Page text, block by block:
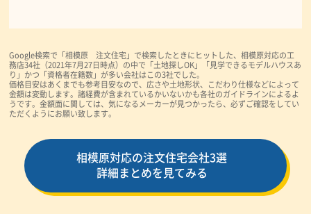
Google検索で「相模原 注文住宅」で検索したときにヒットした、相模原対応の工
務店34社（2021年7月27日時点）の中で「土地探しOK」「見学できるモデルハウスあ
り」かつ「資格者在籍数」が多い会社はこの3社でした。
価格目安はあくまでも参考目安なので、広さや土地形状、こだわり仕様などによって
金額は変動します。諸経費が含まれているかいないかも各社のガイドラインによるよ
うです。金額面に関しては、気になるメーカーが見つかったら、必ずご確認をしてい
ただくようにお願い致します。
相模原対応の注文住宅会社3選
詳細まとめを見てみる